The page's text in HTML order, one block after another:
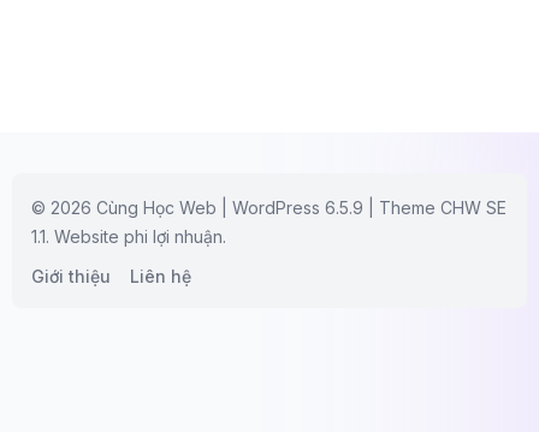
© 2026 Cùng Học Web | WordPress 6.5.9 | Theme CHW SE
1.1. Website phi lợi nhuận.
Giới thiệu
Liên hệ